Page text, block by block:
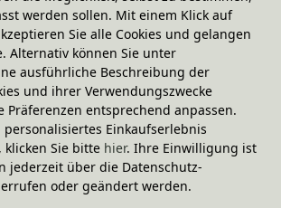
veredelt.
werden sollen. Mit einem Klick auf
Sie alle Cookies und gelangen
Alternativ können Sie unter
ausführliche Beschreibung der
und ihrer Verwendungszwecke
Präferenzen entsprechend anpassen.
personalisiertes Einkaufserlebnis
Sie bitte hier. Ihre Einwilligung ist
jederzeit über die Datenschutz-
oder geändert werden.